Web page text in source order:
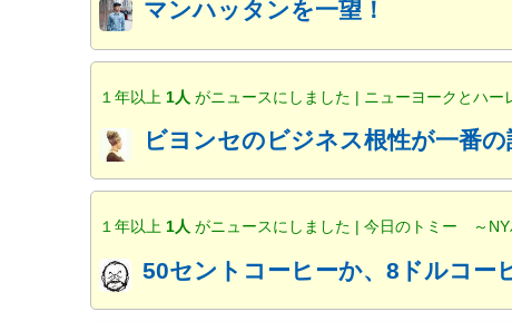
マンハッタンを一望！
１年以上 1人がニュースにしました | ニューヨークとハー
ビヨンセのビジネス根性が一番
１年以上1人がニュースにしました | 今日のトミー ～NY
50セントコーヒーか、8ドルコー